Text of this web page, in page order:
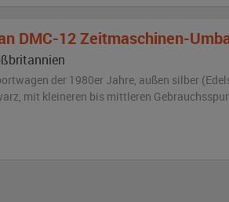
DMC-12 Zeitmaschinen-
der 1980er Jahre, außen silber
, mit kleineren bis mittleren